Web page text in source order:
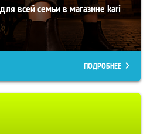
всей семьи в магазине kari
ПОДРОБНЕЕ